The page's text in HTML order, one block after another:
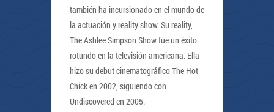
también ha incursionado en el mundo de
la actuación y reality show. Su reality,
The Ashlee Simpson Show fue un éxito
rotundo en la televisión americana. Ella
hizo su debut cinematográfico The Hot
Chick en 2002, siguiendo con
Undiscovered en 2005.